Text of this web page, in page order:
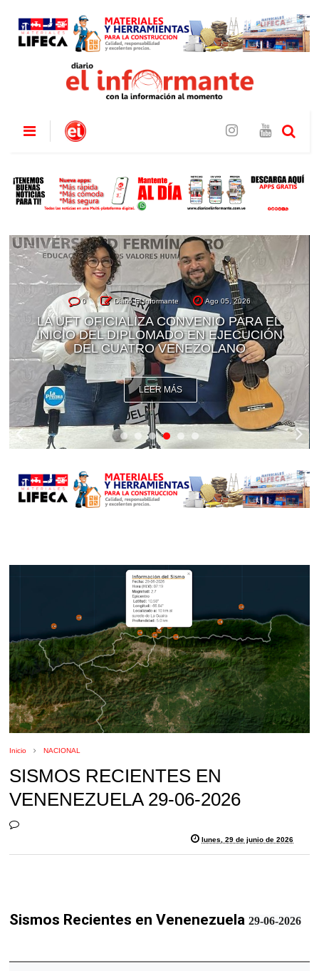
0 Diario El Informante Ago 05, 2026
LA UFT OFICIALIZA CONVENIO PARA EL
INICIO DEL DIPLOMADO EN EJECUCIÓN
DEL CUATRO VENEZOLANO
LEER MÁS
Inicio NACIONAL
SISMOS RECIENTES EN
VENENEZUELA 29-06-2026
lunes, 29 de junio de 2026
Sismos Recientes en Venenezuela29-06-2026